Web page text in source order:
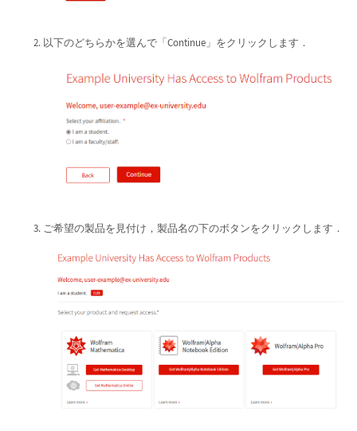
以下のどちらかを選んで「Continue」をクリックします．
ご希望の製品を見付け，製品名の下のボタンをクリックします．